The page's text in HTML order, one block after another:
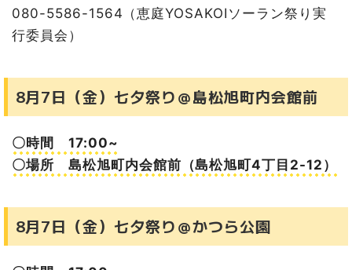
080-5586-1564（恵庭YOSAKOIソーラン祭り実
行委員会）
8月7日（金）七夕祭り＠島松旭町内会館前
〇時間 17:00~
〇場所 島松旭町内会館前（島松旭町4丁目2-12）
8月7日（金）七夕祭り＠かつら公園